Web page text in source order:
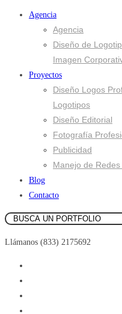
Agencia
Agencia
Diseño de
Imagen
Proyectos
Diseño Logos
Logotipos
Diseño Editorial
Fotografía
Publicidad
Manejo de
Blog
Contacto
Llámanos (833) 2175692